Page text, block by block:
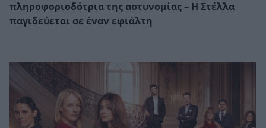
πληροφοριοδότρια της αστυνομίας – Η Στέλλα
παγιδεύεται σε έναν εφιάλτη